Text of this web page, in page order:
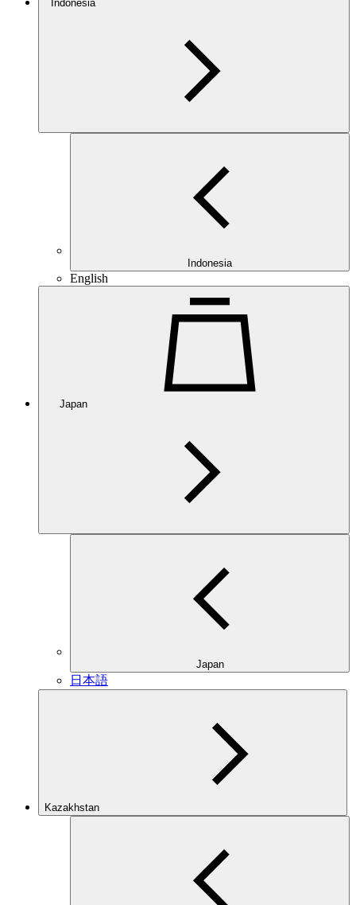
Indonesia
Indonesia
English
Japan
Japan
日本語
Kazakhstan